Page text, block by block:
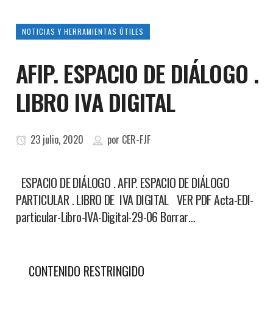
NOTICIAS Y HERRAMIENTAS ÚTILES
AFIP. ESPACIO DE DIÁLOGO .
LIBRO IVA DIGITAL
23 julio, 2020 por CER-FJF
ESPACIO DE DIÁLOGO . AFIP. ESPACIO DE DIÁLOGO
PARTICULAR . LIBRO DE IVA DIGITAL VER PDF Acta-EDI-
particular-Libro-IVA-Digital-29-06 Borrar…
CONTENIDO RESTRINGIDO